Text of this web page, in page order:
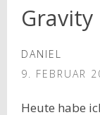
Gravity
DANIEL
9. FEBRUAR
Heute habe